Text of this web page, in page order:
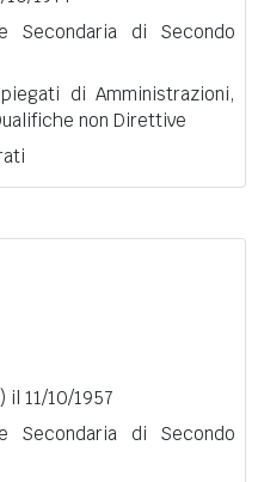
Secondaria di Secondo
di Amministrazioni,
non Direttive
il 11/10/1957
Secondaria di Secondo